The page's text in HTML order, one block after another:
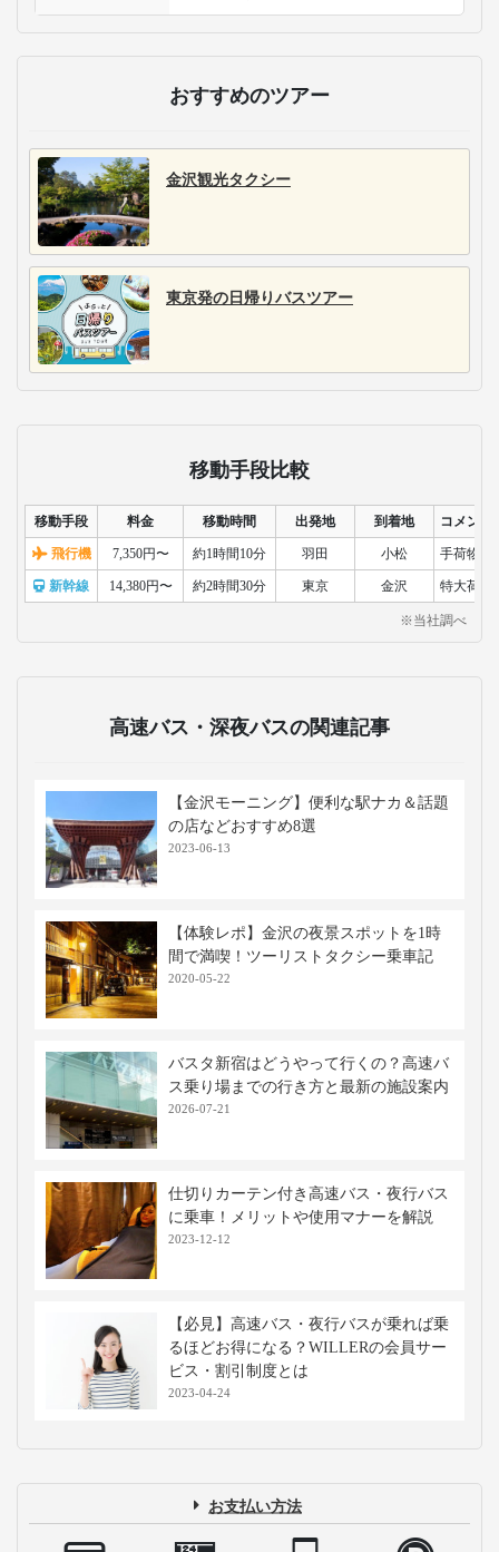
おすすめのツアー
金沢観光タクシー
東京発の日帰りバスツアー
移動手段比較
移動手段 料金 移動時間 出発地 到着地 コメント
飛行機 7,350円〜 約1時間10分 羽田 小松 手荷物検
新幹線 14,380円〜 約2時間30分 東京 金沢 特大荷物
※当社調べ
高速バス・深夜バスの関連記事
【金沢モーニング】便利な駅ナカ＆話題
の店などおすすめ8選
2023-06-13
【体験レポ】金沢の夜景スポットを1時
間で満喫！ツーリストタクシー乗車記
2020-05-22
バスタ新宿はどうやって行くの？高速バ
ス乗り場までの行き方と最新の施設案内
2026-07-21
仕切りカーテン付き高速バス・夜行バス
に乗車！メリットや使用マナーを解説
2023-12-12
【必見】高速バス・夜行バスが乗れば乗
るほどお得になる？WILLERの会員サー
ビス・割引制度とは
2023-04-24
お支払い方法